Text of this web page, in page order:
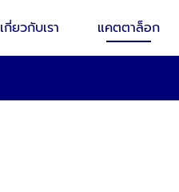
เกี่ยวกับเรา แคตตาล็อก